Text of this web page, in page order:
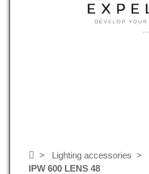
Lighting accessories
IPW 600 LENS 48